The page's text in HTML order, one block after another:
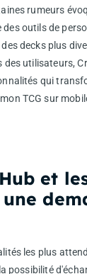
rumeurs
des outils de
decks plus
des utilisateurs,
qui
TCG sur
et
les plus
possibilité